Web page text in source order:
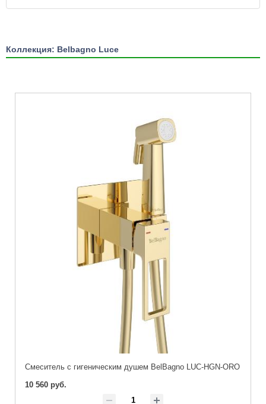
Коллекция: Belbagno Luce
Смеситель с гигеническим душем BelBagno LUC-HGN-ORO
10 560 руб.